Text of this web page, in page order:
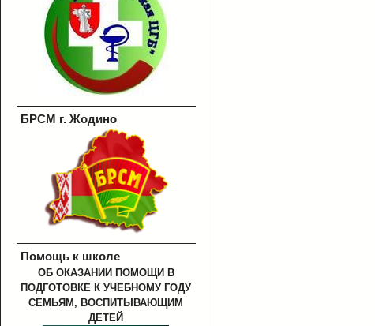
БРСМ г. Жодино
Помощь к школе
ОБ ОКАЗАНИИ ПОМОЩИ В
ПОДГОТОВКЕ К УЧЕБНОМУ ГОДУ
СЕМЬЯМ, ВОСПИТЫВАЮЩИМ
ДЕТЕЙ